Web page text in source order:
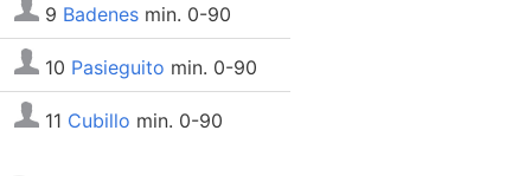
9 Badenes min. 0-90
10 Pasieguito min. 0-90
11 Cubillo min. 0-90